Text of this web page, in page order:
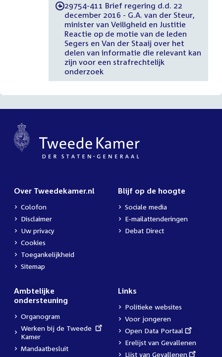
-29754-411 Brief regering d.d. 22
december 2016 - G.A. van der Steur,
minister van Veiligheid en Justitie
Reactie op de motie van de leden
Segers en Van der Staaij over het
delen van informatie die relevant kan
zijn voor een strafrechtelijk
onderzoek
Over Tweedekamer.nl
Colofon
Disclaimer
Uw privacy
Cookies
Toegankelijkheid
Sitemap
Blijf op de hoogte
Sociale media
E-mailattenderingen
Debat Direct
Ambtelijke
ondersteuning
Organogram
External
link:
Werken bij de Tweede
Kamer
Mandaatbesluit
Links
Politieke websites
Voor jongeren
External
link:
Open Data Portaal
Erelijst van Gevallenen
External
Lijst van Gevallenen